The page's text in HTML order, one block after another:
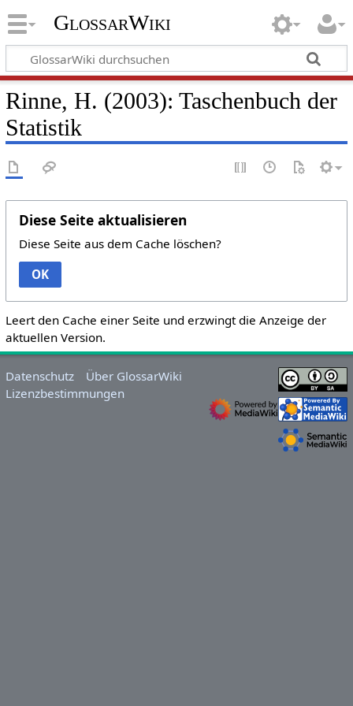
GlossarWiki
Rinne, H. (2003): Taschenbuch der
Statistik
Diese Seite aktualisieren
Diese Seite aus dem Cache löschen?
OK
Leert den Cache einer Seite und erzwingt die Anzeige der
aktuellen Version.
Datenschutz
Über GlossarWiki
Lizenzbestimmungen